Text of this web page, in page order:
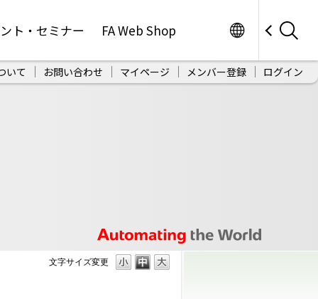
ト・セミナー FA Web Shop
いて お問い合わせ マイページ メンバー登録 ログイン
文字サイズ変更